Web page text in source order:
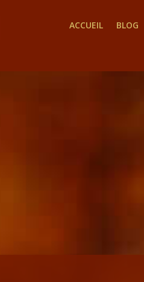
ACCUEIL BLOG